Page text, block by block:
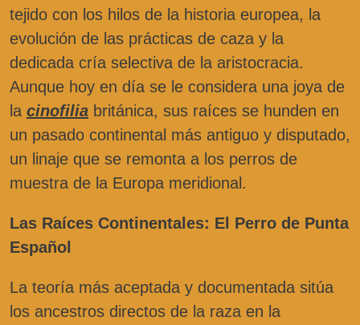
tejido con los hilos de la historia europea, la
evolución de las prácticas de caza y la
dedicada cría selectiva de la aristocracia.
Aunque hoy en día se le considera una joya de
la cinofilia británica, sus raíces se hunden en
un pasado continental más antiguo y disputado,
un linaje que se remonta a los perros de
muestra de la Europa meridional.
Las Raíces Continentales: El Perro de Punta
Español
La teoría más aceptada y documentada sitúa
los ancestros directos de la raza en la